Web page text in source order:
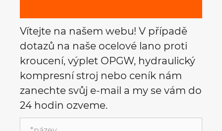
Vítejte na našem webu! V případě
dotazů na naše ocelové lano proti
kroucení, výplet OPGW, hydraulický
kompresní stroj nebo ceník nám
zanechte svůj e-mail a my se vám do
24 hodin ozveme.